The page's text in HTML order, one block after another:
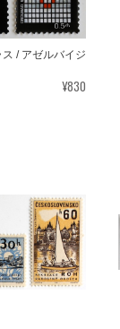
/ アゼルバイジ
¥830